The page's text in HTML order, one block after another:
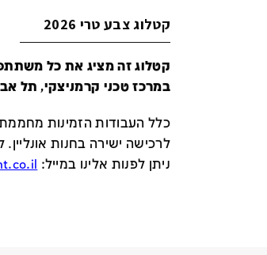
קטלוג צבע טרי 2026
במרכז טכני קרמניצקי, תל אביב, בין
כלל העבודות הזמינות
לרכישה ישירה בחנות אונליין.
ניתן לפנות אלינו במייל: